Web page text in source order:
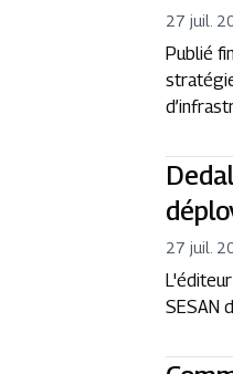
27 juil.
Publié
27 juil.
SESAN